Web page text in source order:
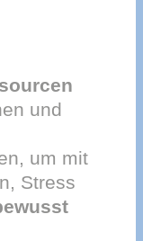
und
um mit
Stress